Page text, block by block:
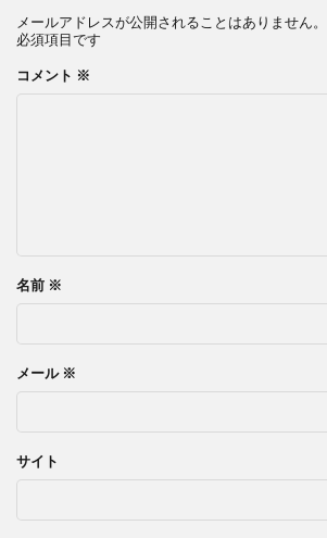
メールアドレスが公開されることはありません。
必須項目です
コメント ※
名前 ※
メール ※
サイト